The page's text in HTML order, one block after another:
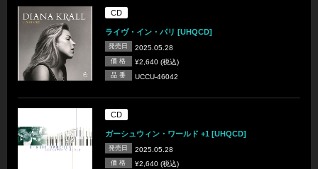
CD
ライヴ・イン・パリ [UHQCD]
発売日 2025.05.28
価 格 ¥2,640 (税込)
品 番 UCCU-46042
CD
ガーシュウィン・ワールド +1 [UHQCD]
発売日 2025.05.28
価 格 ¥2,640 (税込)